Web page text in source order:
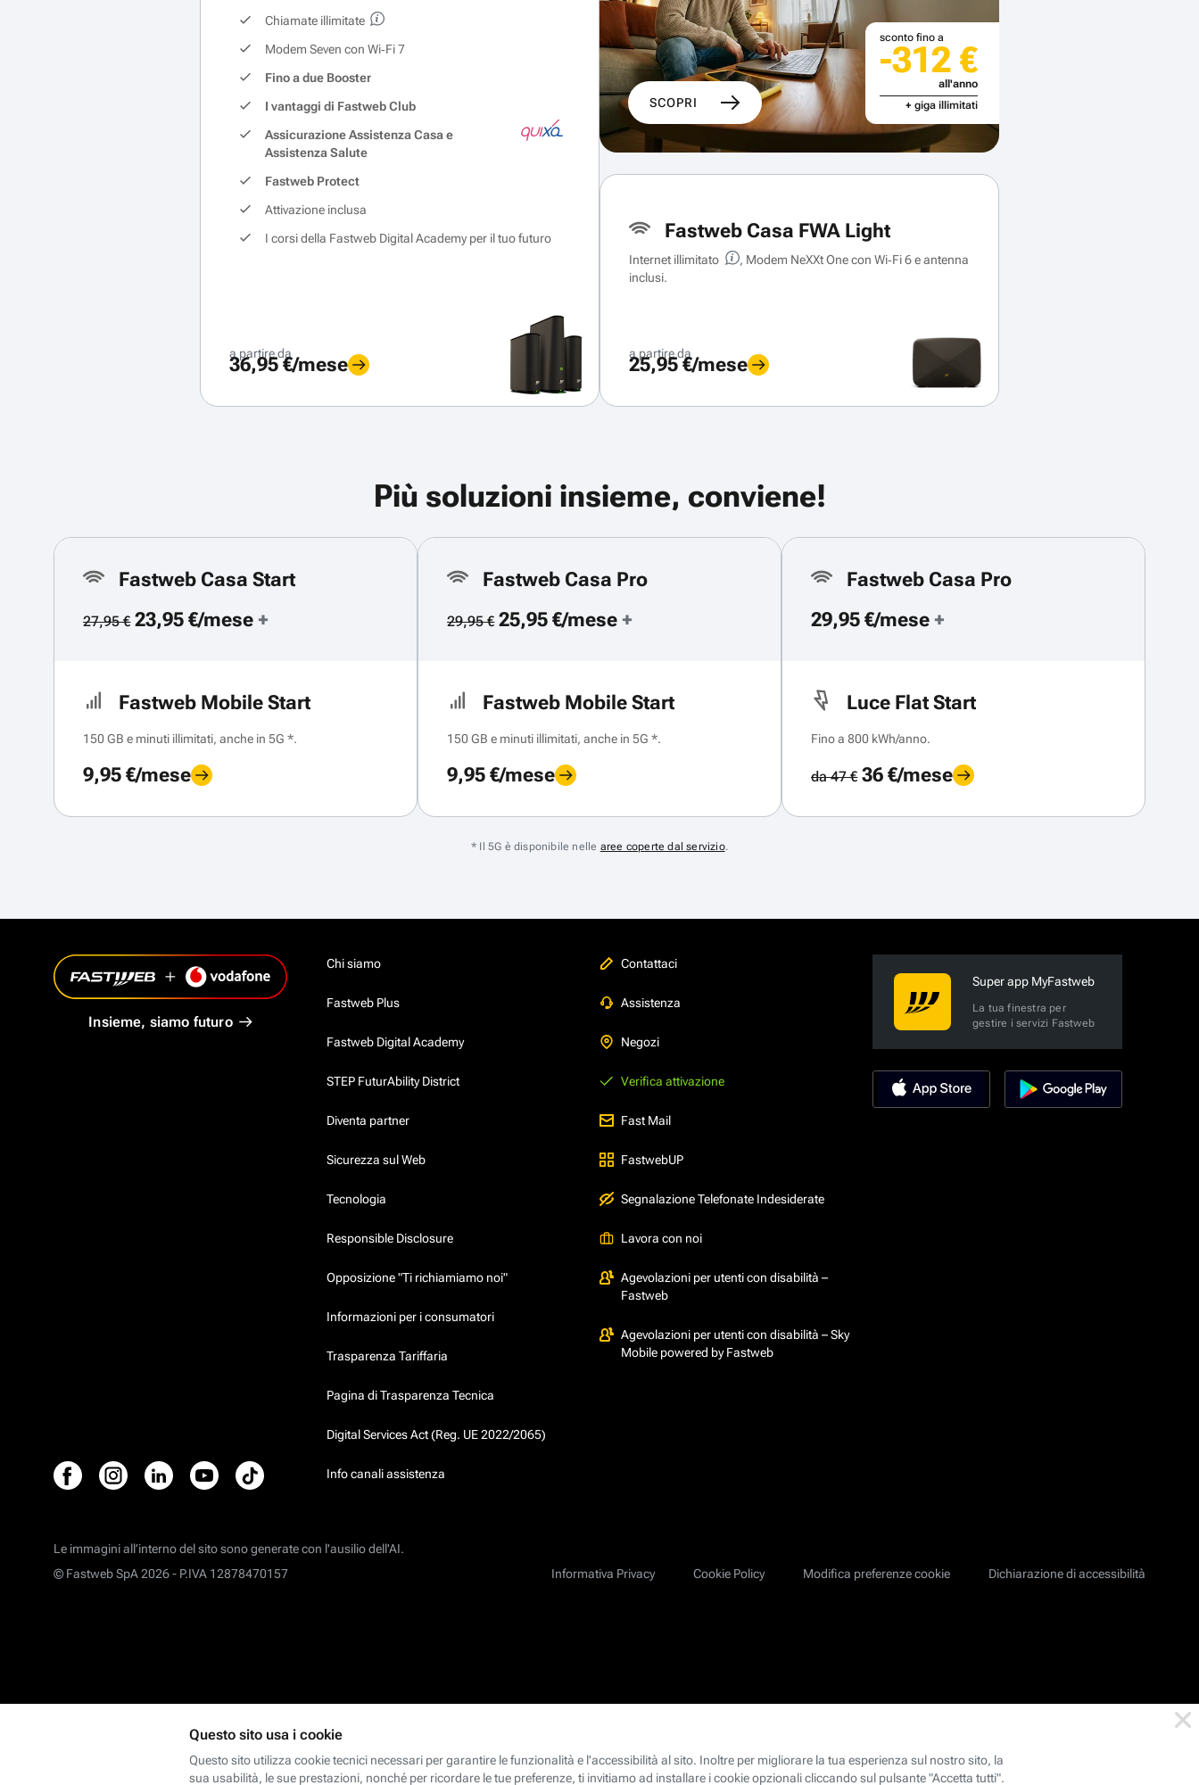
Chiamate illimitate
Modem Seven con Wi‑Fi 7
Fino a due Booster
I vantaggi di Fastweb Club
Assicurazione Assistenza Casa e
Assistenza Salute
Fastweb Protect
Attivazione inclusa
I corsi della Fastweb Digital Academy per il tuo futuro
a partire da
36,95 €/mese
SCOPRI
sconto fino a
-312 €
all'anno
+ giga illimitati
Fastweb Casa FWA Light
Internet illimitato
, Modem NeXXt One con Wi‑Fi 6 e antenna
inclusi.
a partire da
25,95 €/mese
Più soluzioni insieme, conviene!
Fastweb Casa Start
27,95 €23,95 €/mese +
Fastweb Mobile Start
150 GB e minuti illimitati, anche in 5G *.
9,95 €/mese
Fastweb Casa Pro
29,95 €25,95 €/mese +
Fastweb Mobile Start
150 GB e minuti illimitati, anche in 5G *.
9,95 €/mese
Fastweb Casa Pro
29,95 €/mese +
Luce Flat Start
Fino a 800 kWh/anno.
da 47 €36 €/mese
* Il 5G è disponibile nelle aree coperte dal servizio.
Insieme, siamo futuro
Chi siamo
Fastweb Plus
Fastweb Digital Academy
STEP FuturAbility District
Diventa partner
Sicurezza sul Web
Tecnologia
Responsible Disclosure
Opposizione "Ti richiamiamo noi"
Informazioni per i consumatori
Trasparenza Tariffaria
Pagina di Trasparenza Tecnica
Digital Services Act (Reg. UE 2022/2065)
Info canali assistenza
Contattaci
Assistenza
Negozi
Verifica attivazione
Fast Mail
FastwebUP
Segnalazione Telefonate Indesiderate
Lavora con noi
Agevolazioni per utenti con disabilità –
Fastweb
Agevolazioni per utenti con disabilità – Sky
Mobile powered by Fastweb
Super app MyFastweb
La tua finestra per
gestire i servizi Fastweb
Le immagini all’interno del sito sono generate con l'ausilio dell'AI.
Informativa Privacy
Cookie Policy Modifica preferenze cookie Dichiarazione di accessibilità
© Fastweb SpA 2026 - P.IVA 12878470157